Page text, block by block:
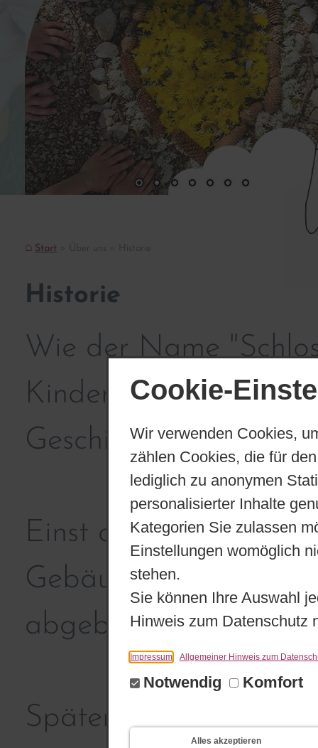
Cookie-
Wir verwenden Cookies,
zählen Cookies, die für
lediglich zu anonymen
personalisierter Inhalte
Kategorien Sie zulassen
Einstellungen womöglich
stehen.
Sie können Ihre Auswahl
Hinweis zum Datenschutz
Impressum Allgemeiner Hinweis zum
Notwendig Komfort
Alles akzeptieren
Start Über uns Historie
Historie
Wie der Name
Kinder in einem
Geschichte besitzt.
Einst als
Gebäude nach
abgebrannten
Später beherbergte